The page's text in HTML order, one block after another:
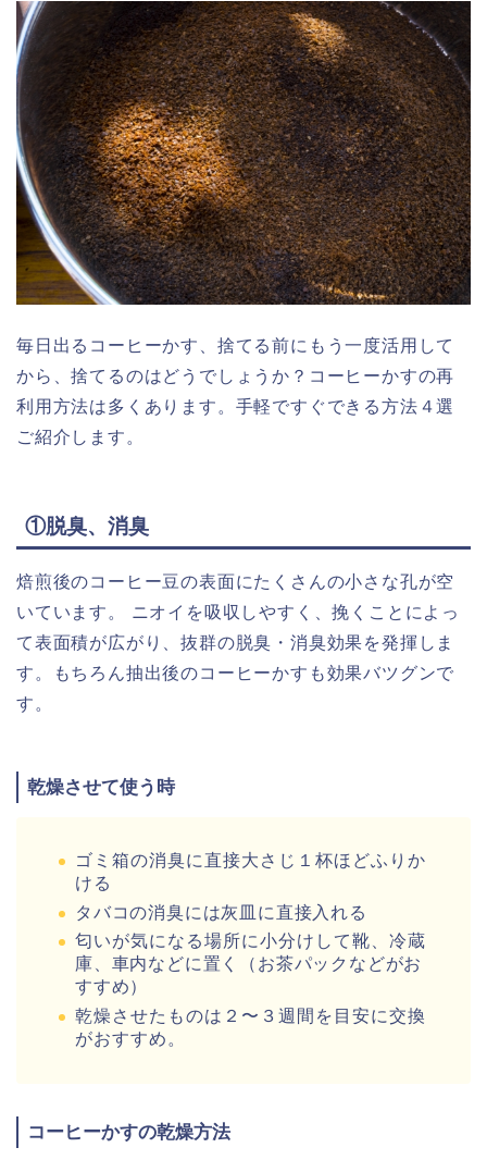
毎日出るコーヒーかす、捨てる前にもう一度活用して
から、捨てるのはどうでしょうか？コーヒーかすの再
利用方法は多くあります。手軽ですぐできる方法４選
ご紹介します。
①脱臭、消臭
焙煎後のコーヒー豆の表面にたくさんの小さな孔が空
いています。 ニオイを吸収しやすく、挽くことによっ
て表面積が広がり、抜群の脱臭・消臭効果を発揮しま
す。もちろん抽出後のコーヒーかすも効果バツグンで
す。
乾燥させて使う時
ゴミ箱の消臭に直接大さじ１杯ほどふりか
ける
タバコの消臭には灰皿に直接入れる
匂いが気になる場所に小分けして靴、 冷蔵
庫、車内などに置く（お茶パックなどがお
すすめ）
乾燥させたものは２〜３週間を目安に交換
がおすすめ。
コーヒーかすの乾燥方法